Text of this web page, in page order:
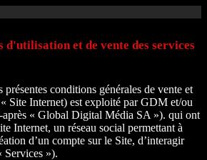
d'utilisation et de vente des services
conditions générales de vente et
Site Internet) est exploité par GDM et/ou
après « Global Digital Média SA »). qui ont
Internet, un réseau social permettant à
d’un compte sur le Site, d’interagir
Services »).